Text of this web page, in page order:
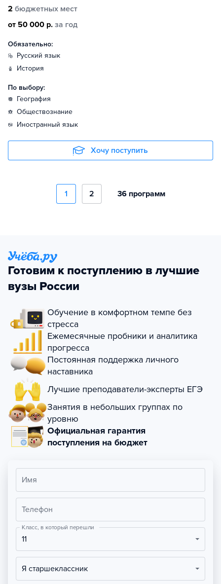
2 бюджетных мест
от 50 000 р. за год
Обязательно:
русский язык
история
По выбору:
география
обществознание
иностранный язык
Хочу поступить
1 2 36 программ
Готовим к поступлению в лучшие
вузы России
Обучение в комфортном темпе без
стресса
Ежемесячные пробники и аналитика
прогресса
Постоянная поддержка личного
наставника
Лучшие преподаватели-эксперты ЕГЭ
Занятия в небольших группах по
уровню
Официальная гарантия
поступления на бюджет
Имя
Телефон
Класс, в который перешли
11
Я старшеклассник